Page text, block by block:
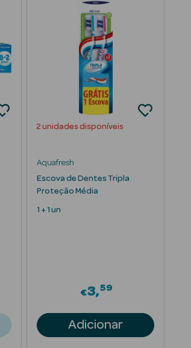
2 unidades disponíveis
Aquafresh
Escova de Dentes Tripla
Proteção Média
1 + 1 un
€3 59
Adicionar